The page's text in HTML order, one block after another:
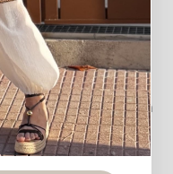
perfecta para
y comodidad en
destaca por
frontal que combina
“I AM
resaltan en un